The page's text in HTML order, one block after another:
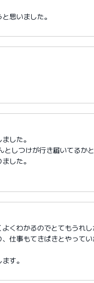
思いました。
した。
しつけが行き届いてるかと
した。
くわかるのでとてもうれし
仕事もてきぱきとやって
す。